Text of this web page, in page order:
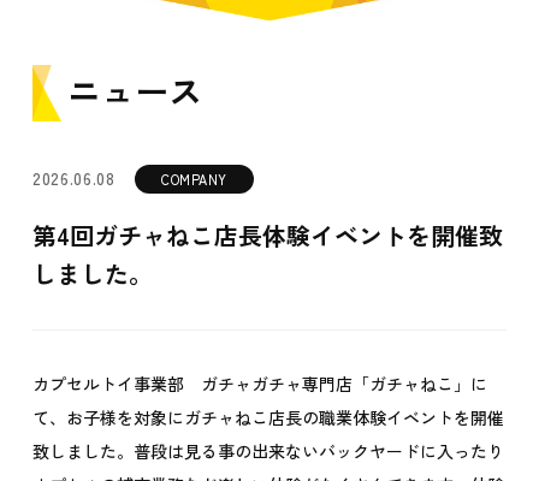
ニュース
2026.06.08 COMPANY
第4回ガチャねこ店長体験イベントを開催致
しました。
カプセルトイ事業部 ガチャガチャ専門店「ガチャねこ」に
て、お子様を対象にガチャねこ店長の職業体験イベントを開催
致しました。普段は見る事の出来ないバックヤードに入ったり